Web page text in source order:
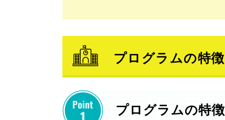
プログラムの特徴
プログラムの特徴